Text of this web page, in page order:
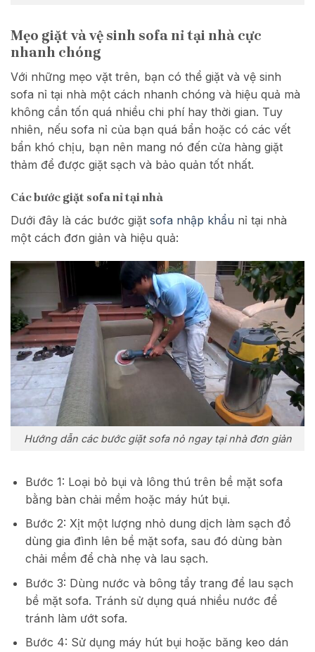
Mẹo giặt và vệ sinh sofa nỉ tại nhà cực
nhanh chóng
Với những mẹo vặt trên, bạn có thể giặt và vệ sinh
sofa nỉ tại nhà một cách nhanh chóng và hiệu quả mà
không cần tốn quá nhiều chi phí hay thời gian. Tuy
nhiên, nếu sofa nỉ của bạn quá bẩn hoặc có các vết
bẩn khó chịu, bạn nên mang nó đến cửa hàng giặt
thảm để được giặt sạch và bảo quản tốt nhất.
Các bước giặt sofa nỉ tại nhà
Dưới đây là các bước giặt sofa nhập khẩu nỉ tại nhà
một cách đơn giản và hiệu quả:
Hướng dẫn các bước giặt sofa nỏ ngay tại nhà đơn giản
Bước 1: Loại bỏ bụi và lông thú trên bề mặt sofa
bằng bàn chải mềm hoặc máy hút bụi.
Bước 2: Xịt một lượng nhỏ dung dịch làm sạch đồ
dùng gia đình lên bề mặt sofa, sau đó dùng bàn
chải mềm để chà nhẹ và lau sạch.
Bước 3: Dùng nước và bông tẩy trang để lau sạch
bề mặt sofa. Tránh sử dụng quá nhiều nước để
tránh làm ướt sofa.
Bước 4: Sử dụng máy hút bụi hoặc băng keo dán